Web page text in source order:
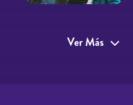
Ver Más